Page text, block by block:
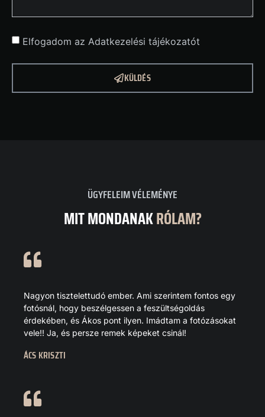
Elfogadom az Adatkezelési tájékozatót
KÜLDÉS
ÜGYFELEIM VÉLEMÉNYE
MIT MONDANAKRÓLAM?
Nagyon tisztelettudó ember. Ami szerintem fontos egy
fotósnál, hogy beszélgessen a feszültségoldás
érdekében, és Ákos pont ilyen. Imádtam a fotózásokat
vele!! Ja, és persze remek képeket csinál!
ÁCS KRISZTI